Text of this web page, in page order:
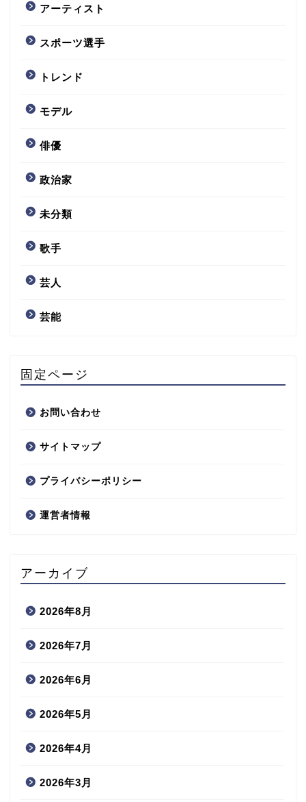
アーティスト
スポーツ選手
トレンド
モデル
俳優
政治家
未分類
歌手
芸人
芸能
固定ページ
お問い合わせ
サイトマップ
プライバシーポリシー
運営者情報
アーカイブ
2026年8月
2026年7月
2026年6月
2026年5月
2026年4月
2026年3月